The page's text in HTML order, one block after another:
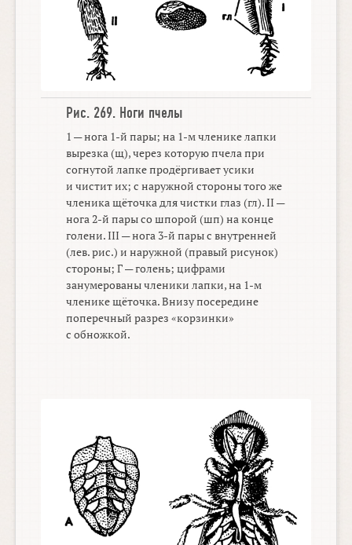
Рис. 269. Ноги пчелы
1 — нога 1-й пары; на 1-мчленике лапки
вырезка (щ), через которую пчела при
согнутой лапке продёргивает усики
и чистит их; с наружной стороны того же
членика щёточка для чистки глаз (гл). II —
нога2-й пары со шпорой (шп) на конце
голени. III — нога 3-й пары с внутренней
(лев. рис.) и наружной (правый рисунок)
стороны; Г — голень; цифрами
занумерованы членики лапки, на 1-м
членике щёточка. Внизу посередине
поперечный разрез «корзинки»
с обножкой.